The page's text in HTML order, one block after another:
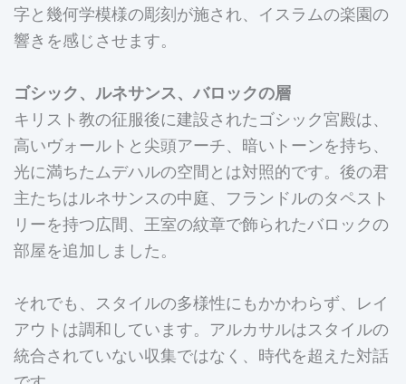
字と幾何学模様の彫刻が施され、イスラムの楽園の
響きを感じさせます。
ゴシック、ルネサンス、バロックの層
キリスト教の征服後に建設されたゴシック宮殿は、
高いヴォールトと尖頭アーチ、暗いトーンを持ち、
光に満ちたムデハルの空間とは対照的です。後の君
主たちはルネサンスの中庭、フランドルのタペスト
リーを持つ広間、王室の紋章で飾られたバロックの
部屋を追加しました。
それでも、スタイルの多様性にもかかわらず、レイ
アウトは調和しています。アルカサルはスタイルの
統合されていない収集ではなく、時代を超えた対話